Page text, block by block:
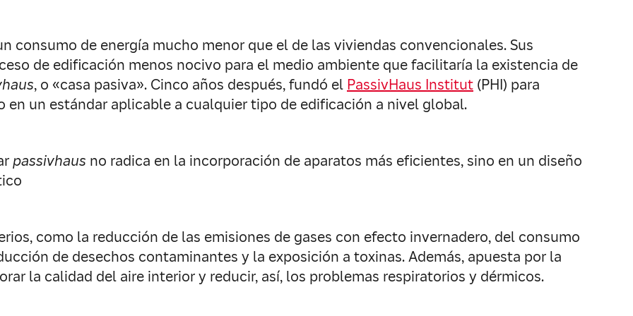
consumo de energía mucho menor que el de las viviendas convencionales. Sus
de edificación menos nocivo para el medio ambiente que facilitaría la existencia de
, o «casa pasiva». Cinco años después, fundó el PassivHaus Institut (PHI) para
un estándar aplicable a cualquier tipo de edificación a nivel global.
passivhaus no radica en la incorporación de aparatos más eficientes, sino en un diseño
como la reducción de las emisiones de gases con efecto invernadero, del consumo
de desechos contaminantes y la exposición a toxinas. Además, apuesta por la
la calidad del aire interior y reducir, así, los problemas respiratorios y dérmicos.